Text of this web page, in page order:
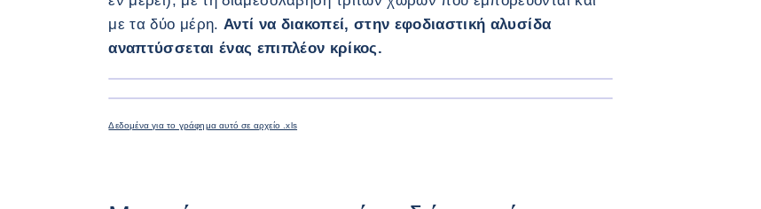
με τα δύο μέρη. Αντί να διακοπεί, στην εφοδιαστική αλυσίδα
αναπτύσσεται ένας επιπλέον κρίκος.
ΜΕΓΕΘΎΝΕΤΕ ΤΗΝ ΕΙΚΌΝΑ
Δεδομένα για το γράφημα αυτό σε αρχείο .xls